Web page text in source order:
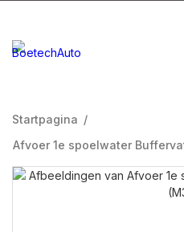
Startpagina /
Afvoer 1e spoelwater